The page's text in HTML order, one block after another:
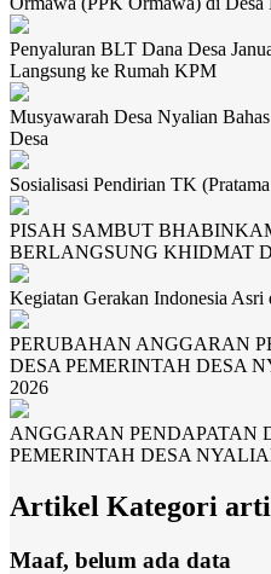
Penyaluran BLT Dana Desa
Langsung ke Rumah KPM
Musyawarah Desa Nyalian
Desa
Sosialisasi Pendirian TK
PISAH SAMBUT
BERLANGSUNG KHIDMAT
Kegiatan Gerakan Indonesia Asri
PERUBAHAN ANGGARAN
DESA PEMERINTAH DESA
2026
ANGGARAN PENDAPATAN
PEMERINTAH DESA
Artikel Kategori
Maaf, belum ada data